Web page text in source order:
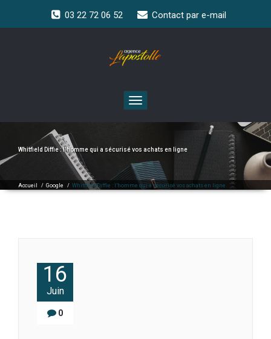
03 22 72 06 52 Contact par e-mail
Toggle
navigation
Whitfield Diffie : l’homme qui a sécurisé vos achats en ligne
Accueil / Google / Whitfield Diffie : l’homme qui a sécurisé vos achats en ligne
16
Juin
0